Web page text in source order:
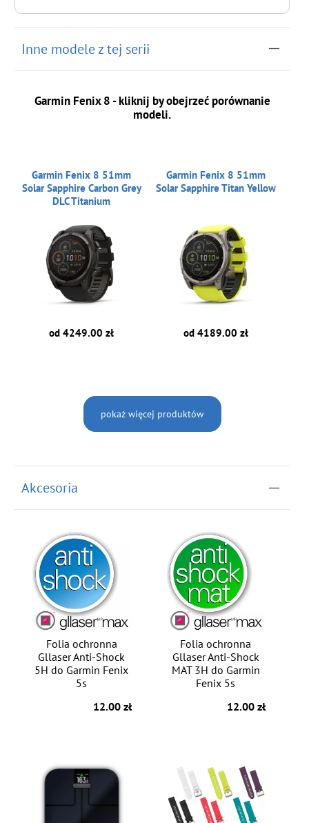
Inne modele z tej serii
Garmin Fenix 8 - kliknij by obejrzeć porównanie
modeli.
Garmin Fenix 8 51mm
Solar Sapphire Carbon Grey
DLC Titanium
od 4249.00 zł
Garmin Fenix 8 51mm
Solar Sapphire Titan Yellow
od 4189.00 zł
pokaż więcej produktów
Akcesoria
Folia ochronna
Gllaser Anti-Shock
5H do Garmin Fenix
5s
12.00 zł
Folia ochronna
Gllaser Anti-Shock
MAT 3H do Garmin
Fenix 5s
12.00 zł